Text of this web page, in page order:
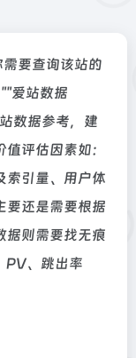
要查询该站的
""爱站数据
数据参考，建
评估因素如：
索引量、用户体
要还是需要根据
据则需要找无痕
PV、跳出率